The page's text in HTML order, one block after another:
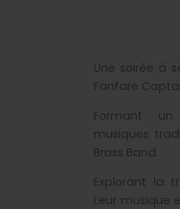
Une soirée à
Fanfare
Formant
musiques
Brass Band.
Explorant la
Leur musique